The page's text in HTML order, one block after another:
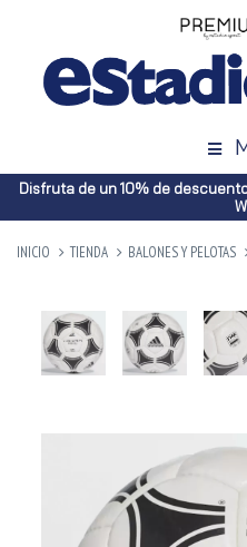
Disfruta de un 10% de
INICIO TIENDA BALONES Y PELOTAS